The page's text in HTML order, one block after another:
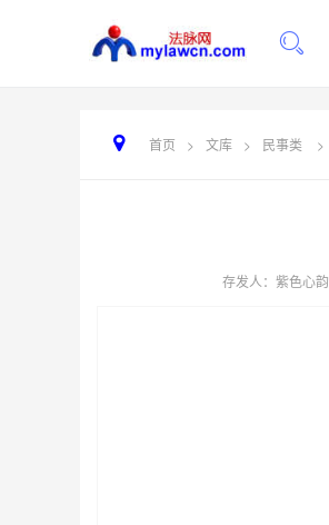
首页 > 文库 > 民事类 >
存发人：紫色心韵